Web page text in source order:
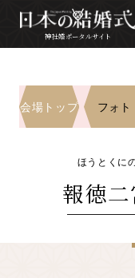
神
神社婚ポータルサイト
会場トップ フォト
ほうとくに
報徳